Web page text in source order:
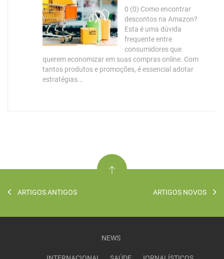
0 (0) Como encontrar
descontos na Amazon?
Esta é uma dúvida
frequente entre
consumidores que
querem economizar em suas compras online. Com
tantos produtos e promoções, é essencial adotar
estratégias...
ARTIGOS ANTIGOS ARTIGOS NOVOS
NEWS